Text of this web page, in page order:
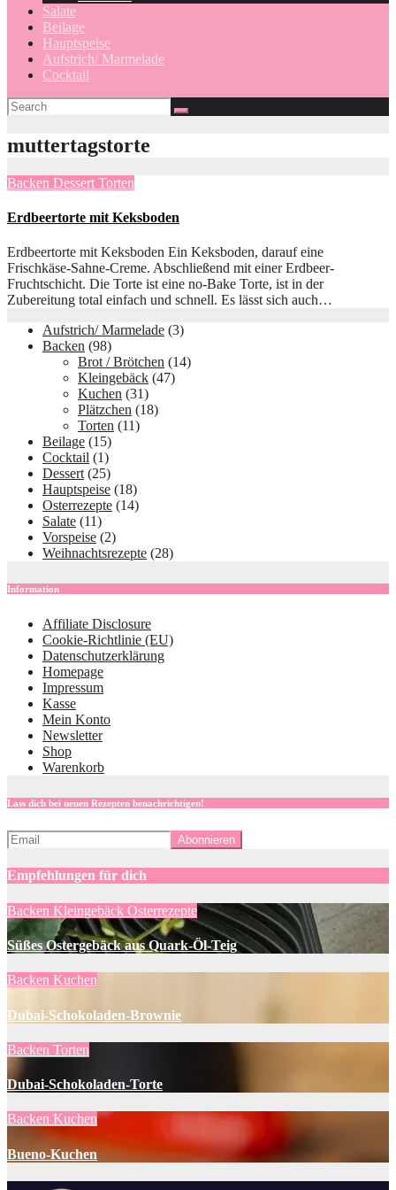
Salate
Beilage
Hauptspeise
Aufstrich/ Marmelade
Cocktail
muttertagstorte
Backen Dessert Torten
Erdbeertorte mit Keksboden
Erdbeertorte mit Keksboden Ein Keksboden, darauf eine
Frischkäse-Sahne-Creme. Abschließend mit einer Erdbeer-
Fruchtschicht. Die Torte ist eine no-Bake Torte, ist in der
Zubereitung total einfach und schnell. Es lässt sich auch…
Aufstrich/ Marmelade (3)
Backen (98)
Brot / Brötchen (14)
Kleingebäck (47)
Kuchen (31)
Plätzchen (18)
Torten (11)
Beilage (15)
Cocktail (1)
Dessert (25)
Hauptspeise (18)
Osterrezepte (14)
Salate (11)
Vorspeise (2)
Weihnachtsrezepte (28)
Information
Affiliate Disclosure
Cookie-Richtlinie (EU)
Datenschutzerklärung
Homepage
Impressum
Kasse
Mein Konto
Newsletter
Shop
Warenkorb
Lass dich bei neuen Rezepten benachrichtigen!
Empfehlungen für dich
Backen Kleingebäck Osterrezepte
Süßes Ostergebäck aus Quark-Öl-Teig
Backen Kuchen
Dubai-Schokoladen-Brownie
Backen Torten
Dubai-Schokoladen-Torte
Backen Kuchen
Bueno-Kuchen